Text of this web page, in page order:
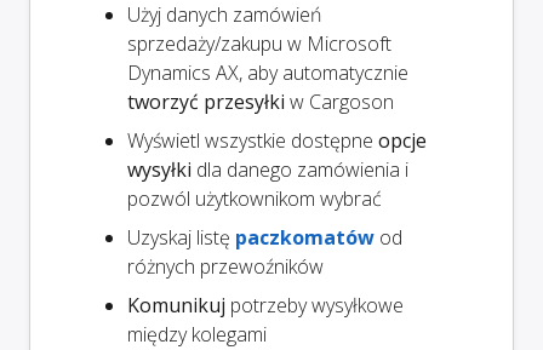
Użyj danych zamówień
sprzedaży/zakupu w Microsoft
Dynamics AX, aby automatycznie
tworzyć przesyłki w Cargoson
Wyświetl wszystkie dostępne opcje
wysyłki dla danego zamówienia i
pozwól użytkownikom wybrać
Uzyskaj listę paczkomatów od
różnych przewoźników
Komunikuj potrzeby wysyłkowe
między kolegami